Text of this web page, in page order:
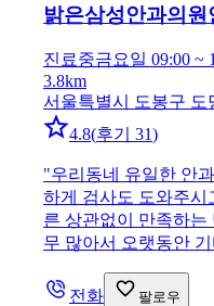
밝은삼성안과의원
진료중금요일 09:00 ~
3.8km
서울특별시 도봉구 도
4.8(후기 31)
"우리동네 유일한 안
하게 검사도 도와주시
른 상관없이 만족하는
무 많아서 오랫동안
전화 팔로우